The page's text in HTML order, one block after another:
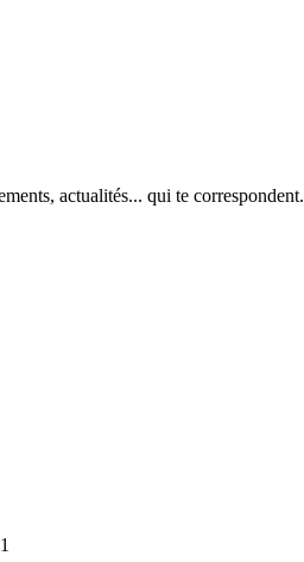
actualités... qui te correspondent.